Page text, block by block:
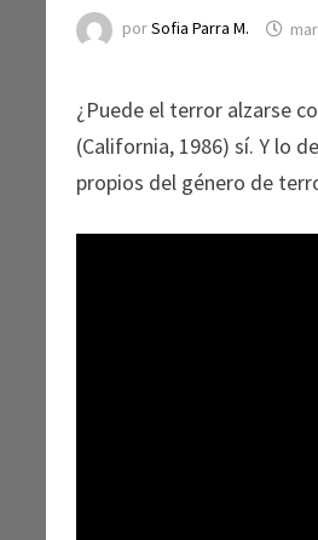
porSofia Parra M.
¿Puede el terror alzarse
(California, 1986) sí. Y lo
propios del género de